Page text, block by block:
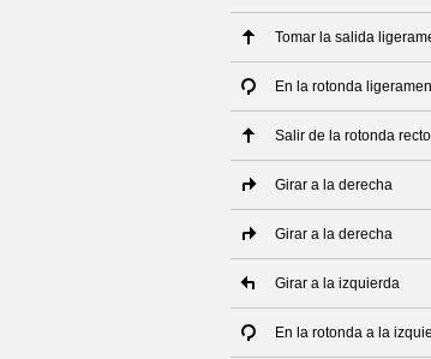
Tomar la salida
En la rotonda
Salir de la rotonda
Girar a la derecha
Girar a la derecha
Girar a la izquierda
En la rotonda a la